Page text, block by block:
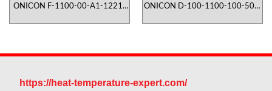
ONICON F-1100-00-A1-1221-
insertion
ONICON D-100-1100-100-501|
lượng công nghiệp
https://heat-temperature-expert.com/